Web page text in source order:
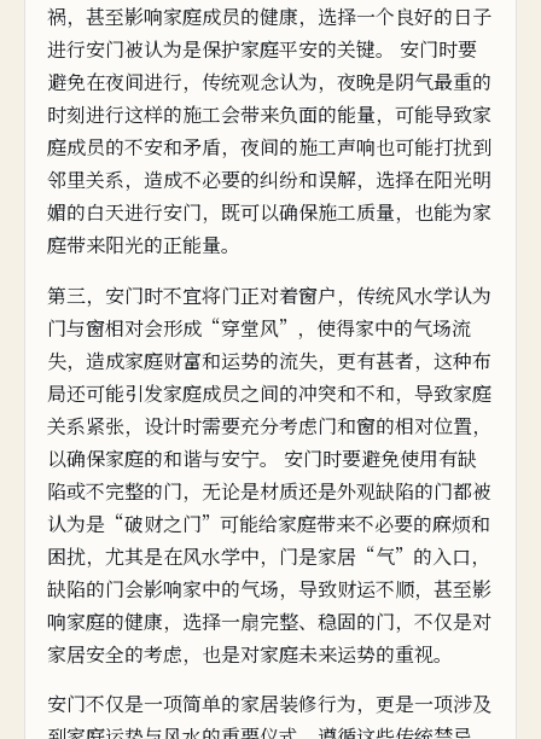
祸，甚至影响家庭成员的健康， 选择一个良好的日子
进行安门被认为是保护家庭平安的关键。 安门时要
避免在夜间进行，传统观念认为， 夜晚是阴气最重的
时刻进行这样的施工会带来负面的能量， 可能导致家
庭成员的不安和矛盾， 夜间的施工声响也可能打扰到
邻里关系，造成不必要的纠纷和误解，选择在阳光明
媚的白天进行安门， 既可以确保施工质量，也能为家
庭带来阳光的正能量。
第三，安门时不宜将门正对着窗户， 传统风水学认为
门与窗相对会形成“穿堂风”，使得家中的气场流
失，造成家庭财富和运势的流失，更有甚者，这种布
局还可能引发家庭成员之间的冲突和不和，导致家庭
关系紧张，设计时需要充分考虑门和窗的相对位置，
以确保家庭的和谐与安宁。 安门时要避免使用有缺
陷或不完整的门，无论是材质还是外观缺陷的门都被
认为是“破财之门” 可能给家庭带来不必要的麻烦和
困扰，尤其是在风水学中，门是家居“气”的入口，
缺陷的门会影响家中的气场，导致财运不顺，甚至影
响家庭的健康，选择一扇完整、稳固的门，不仅是对
家居安全的考虑，也是对家庭未来运势的重视。
安门不仅是一项简单的家居装修行为，更是一项涉及